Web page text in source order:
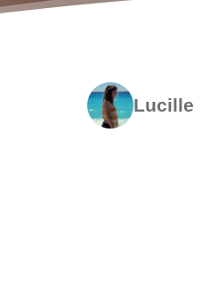
Lucille